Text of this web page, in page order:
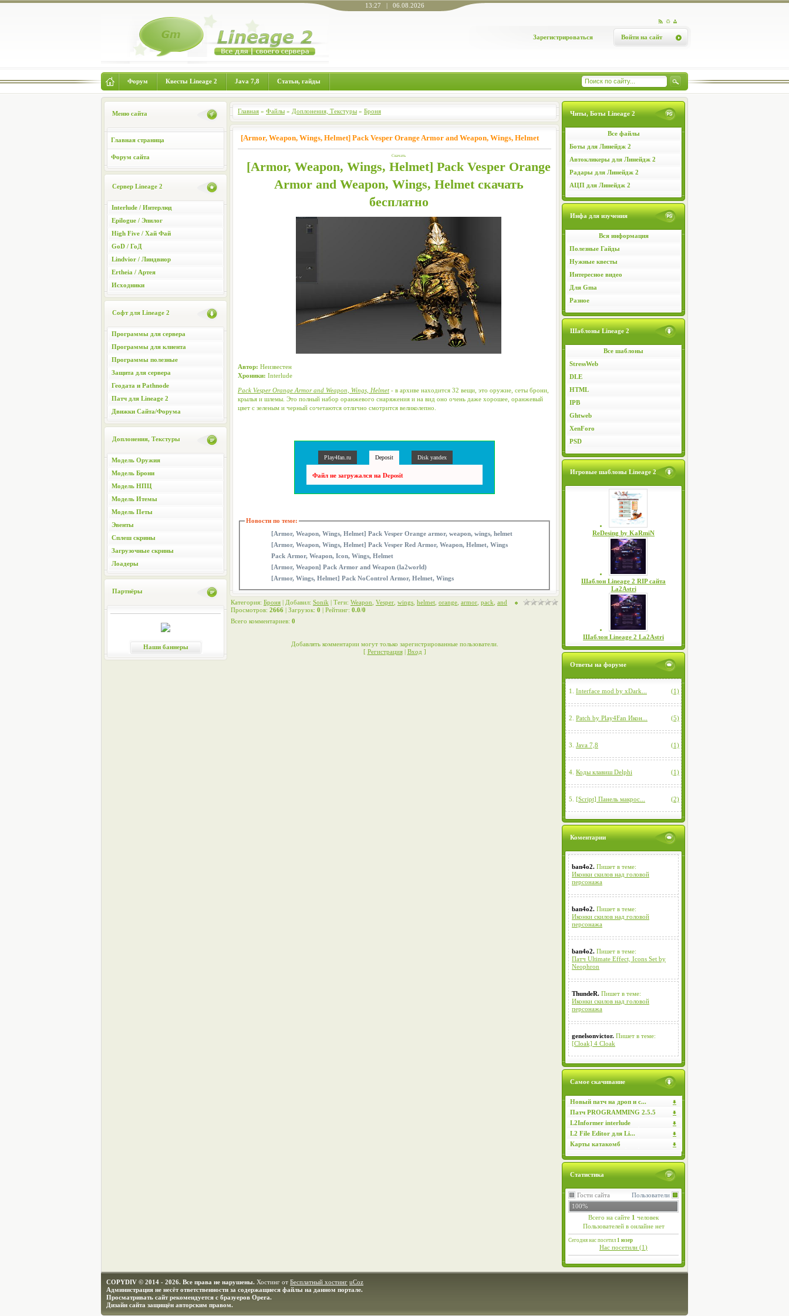
13:27 | 06.08.2026
Войти на сайт
Зарегистрироваться
Форум Квесты Lineage 2 Java 7,8 Статьи, гайды
Меню сайта
Главная страница
Форум сайта
Сервер Lineage 2
Interlude / Интерлюд
Epilogue / Эпилог
High Five / Хай Фай
GoD / ГоД
Lindvior / Линдвиор
Ertheia / Артея
Исходники
Софт для Lineage 2
Программы для сервера
Программы для клиента
Программы полезные
Защита для сервера
Геодата и Pathnode
Патч для Lineage 2
Движки Сайта/Форума
Доплонения, Текстуры
Модель Оружия
Модель Брони
Модель НПЦ
Модель Итемы
Модель Петы
Эвенты
Сплеш скрины
Загрузочные скрины
Лоадеры
Партнёры
Наши баннеры
Читы, Боты Lineage 2
Все файлы
Боты для Линейдж 2
Автокликеры для Линейдж 2
Радары для Линейдж 2
АЦП для Линейдж 2
Инфа для изучения
Вся информация
Полезные Гайды
Нужные квесты
Интересное видео
Для Gma
Разное
Шаблоны Lineage 2
Все шаблоны
StressWeb
DLE
HTML
IPB
Ghtweb
XenForo
PSD
Игровые шаблоны Lineage 2
ReDesing by KaRmiN
Шаблон Lineage 2 RIP сайта
La2Astri
Шаблон Lineage 2 La2Astri
Ответы на форуме
1. Interface mod by xDark... (1)
2. Patch by Play4Fan Икон... (5)
3. Java 7,8 (1)
4. Коды клавиш Delphi (1)
5. [Script] Панель макрос... (2)
Коментарии
ban4o2. Пишет в теме:
Иконки скилов над головой
персонажа
ban4o2. Пишет в теме:
Иконки скилов над головой
персонажа
ban4o2. Пишет в теме:
Патч Ultimate Effect, Icons Set by
Neophron
ThundeR. Пишет в теме:
Иконки скилов над головой
персонажа
genelsonvictor. Пишет в теме:
[Cloak] 4 Cloak
Самое скачивание
Новый патч на дроп и с...
Патч PROGRAMMING 2.5.5
L2Informer interlude
L2 File Editor для Li...
Карты катакомб
Статистика
Пользователи
Гости сайта
100%
Всего на сайте 1 человек
Пользователей в онлайне нет
Сегодня нас посетил1 юзер
Нас посетили (1)
Главная » Файлы » Доплонения, Текстуры » Броня
[Armor, Weapon, Wings, Helmet] Pack Vesper Orange Armor and Weapon, Wings, Helmet
Скачать
[Armor, Weapon, Wings, Helmet] Pack Vesper Orange
Armor and Weapon, Wings, Helmet скачать
бесплатно
Автор: Неизвестен
Хроники: Interlude
Pack Vesper Orange Armor and Weapon, Wings, Helmet- в архиве находится 32 вещи, это оружие, сеты брони,
крылья и шлемы. Это полный набор оранжевого снаряжения и на вид оно очень даже хорошее, оранжевый
цвет с зеленым и черный сочетаются отлично смотрится великолепно.
Play4fan.ru Deposit Disk yandex
Файл не загружался на Deposit
Новости по теме:
[Armor, Weapon, Wings, Helmet] Pack Vesper Orange armor, weapon, wings, helmet
[Armor, Weapon, Wings, Helmet] Pack Vesper Red Armor, Weapon, Helmet, Wings
Pack Armor, Weapon, Icon, Wings, Helmet
[Armor, Weapon] Pack Armor and Weapon (la2world)
[Armor, Wings, Helmet] Pack NoControl Armor, Helmet, Wings
Категория: Броня | Добавил: Sonik | Теги: Weapon Vesper wings helmet orange armor pack and
Просмотров: 2666 | Загрузок: 0 | Рейтинг: 0.0/0
Всего комментариев: 0
Добавлять комментарии могут только зарегистрированные пользователи.
[ Регистрация| Вход ]
COPYDIV © 2014 - 2026. Все права не нарушены. Хостинг от Бесплатный хостинг uCoz
Администрация не несёт ответственности за содержащиеся файлы на данном портале.
Просматривать сайт рекомендуется с бразуеров Opera.
Дизайн сайта защищён авторским правом.